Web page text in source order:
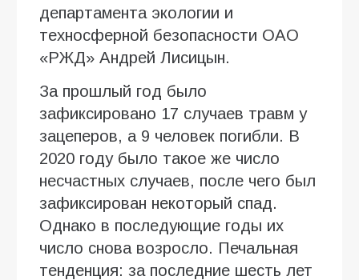
департамента экологии и
техносферной безопасности ОАО
«РЖД» Андрей Лисицын.
За прошлый год было
зафиксировано 17 случаев травм у
зацеперов, а 9 человек погибли. В
2020 году было такое же число
несчастных случаев, после чего был
зафиксирован некоторый спад.
Однако в последующие годы их
число снова возросло. Печальная
тенденция: за последние шесть лет